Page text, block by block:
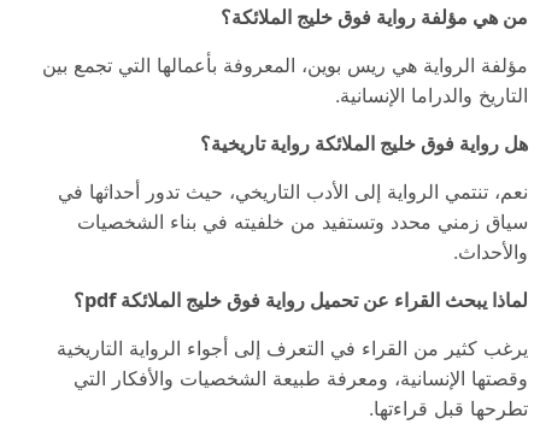
من هي مؤلفة رواية فوق خليج الملائكة؟
مؤلفة الرواية هي ريس بوين، المعروفة بأعمالها التي تجمع بين
التاريخ والدراما الإنسانية.
هل رواية فوق خليج الملائكة رواية تاريخية؟
نعم، تنتمي الرواية إلى الأدب التاريخي، حيث تدور أحداثها في
سياق زمني محدد وتستفيد من خلفيته في بناء الشخصيات
والأحداث.
لماذا يبحث القراء عن تحميل رواية فوق خليج الملائكة pdf؟
يرغب كثير من القراء في التعرف إلى أجواء الرواية التاريخية
وقصتها الإنسانية، ومعرفة طبيعة الشخصيات والأفكار التي
تطرحها قبل قراءتها.